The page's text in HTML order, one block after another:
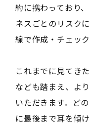
約に携わっており
ネスごとのリスク
線で作成・チェッ
これまでに見てき
なども踏まえ、よ
いただきます。ど
に最後まで耳を傾